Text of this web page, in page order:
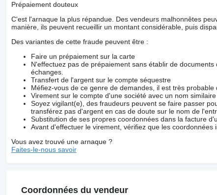
Prépaiement douteux
C'est l'arnaque la plus répandue. Des vendeurs malhonnêtes
manière, ils peuvent recueillir un montant considérable, puis
Des variantes de cette fraude peuvent être :
Faire un prépaiement sur la carte
N'effectuez pas de prépaiement sans établir de
échanges.
Transfert de l'argent sur le compte séquestre
Méfiez-vous de ce genre de demandes, il est très
Virement sur le compte d'une société avec un nom similaire
Soyez vigilant(e), des fraudeurs peuvent se faire passer
transférez pas d'argent en cas de doute sur le nom de
Substitution de ses propres coordonnées dans la facture
Avant d'effectuer le virement, vérifiez que les
Vous avez trouvé une arnaque ?
Faites-le-nous savoir
Coordonnées du vendeur